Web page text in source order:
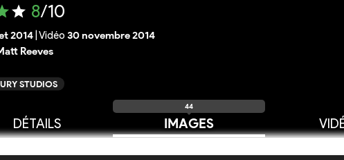
8/10
2014 Vidéo 30 novembre 2014
Reeves
STUDIOS
DÉTAILS IMAGES
44